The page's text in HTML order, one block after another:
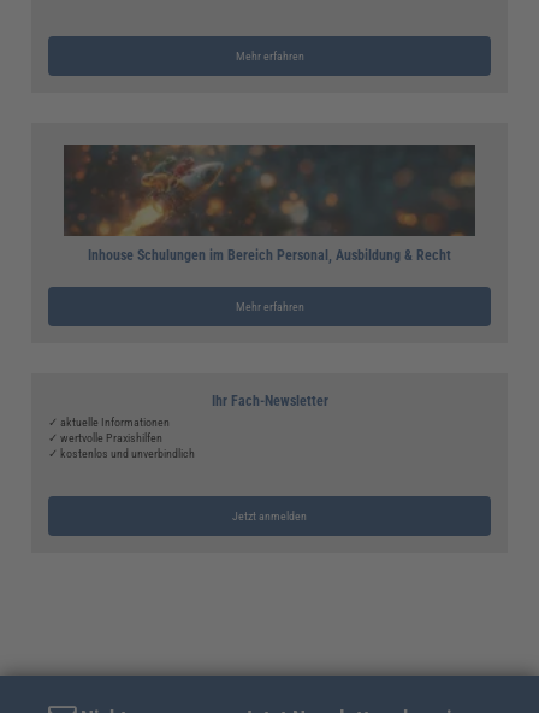
Mehr erfahren
Inhouse Schulungen im Bereich Personal, Ausbildung & Recht
Mehr erfahren
Ihr Fach-Newsletter
✓ aktuelle Informationen
✓ wertvolle Praxishilfen
✓ kostenlos und unverbindlich
Jetzt anmelden